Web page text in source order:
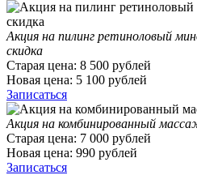
Акция на пилинг ретиноловый
скидка
Старая цена: 8 500 рублей
Новая цена: 5 100 рублей
Записаться
Акция на комбинированный
Старая цена: 7 000 рублей
Новая цена: 990 рублей
Записаться